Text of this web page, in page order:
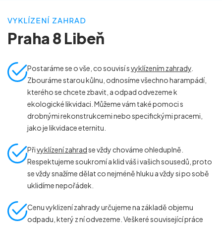
VYKLÍZENÍ ZAHRAD
Praha 8 Libeň
Postaráme se o vše, co souvisí svyklízením zahrady
Zbouráme starou kůlnu, odnosíme všechno harampádí,
kterého se chcete zbavit, a odpad odvezeme k
ekologické likvidaci. Můžeme vám také pomoci s
drobnými rekonstrukcemi nebo specifickými pracemi,
jako je likvidace eternitu.
Přivyklízení zahradse vždy chováme ohleduplně.
Respektujeme soukromí a klid váš i vašich sousedů, proto
se vždy snažíme dělat co nejméně hluku a vždy si po sobě
uklidíme nepořádek.
Cenu vyklizení zahrady určujeme na základě objemu
odpadu, který z ní odvezeme. Veškeré související práce